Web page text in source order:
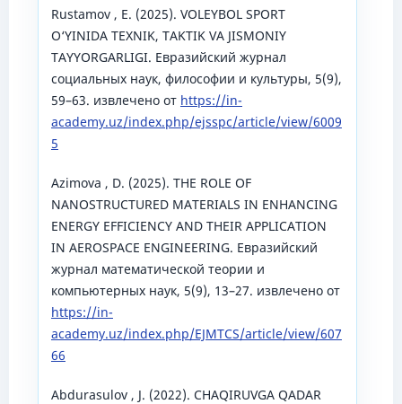
Rustamov , E. (2025). VOLEYBOL SPORT
O‘YINIDA TEXNIK, TAKTIK VA JISMONIY
TAYYORGARLIGI. Евразийский журнал
социальных наук, философии и культуры, 5(9),
59–63. извлечено от https://in-
academy.uz/index.php/ejsspc/article/view/6009
5
Azimova , D. (2025). THE ROLE OF
NANOSTRUCTURED MATERIALS IN ENHANCING
ENERGY EFFICIENCY AND THEIR APPLICATION
IN AEROSPACE ENGINEERING. Евразийский
журнал математической теории и
компьютерных наук, 5(9), 13–27. извлечено от
https://in-
academy.uz/index.php/EJMTCS/article/view/607
66
Abdurasulov , J. (2022). CHAQIRUVGA QADAR